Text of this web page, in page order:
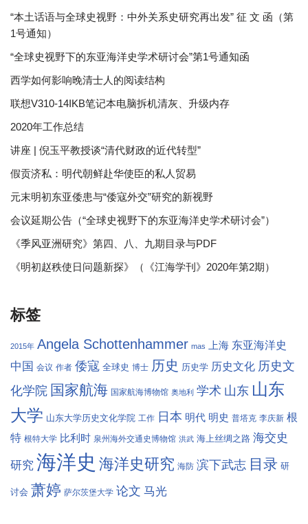
“本土话语与全球史视野：中外关系史研究再出发” 征 文 函（第
1号通知）
“全球史视野下的东亚海洋史学术研讨会”第1号通知函
西学如何影响晚清士人的阅读结构
联想V310-14IKB笔记本电脑拆机清灰、升级内存
2020年工作总结
讲座 | 倪玉平教授谈“清代财政的近代转型”
假贡济私：明代朝鲜赴华使臣的私人贸易
元末明初东亚倭患与“倭寇外交”研究的新视野
会议延期公告（“全球史视野下的东亚海洋史学术研讨会”）
《季风亚洲研究》第四、八、九期目录与PDF
《明初赵秩使日问题新探》（《江海学刊》2020年第2期）
标签
2015年 Angela Schottenhammer mas 上海 东亚海洋史
中国 会议 作者 倭寇 全球史 博士 历史 历史学 历史文化 历史文
化学院 国家航海 国家航海博物馆 奥地利 学术 山东 山东
大学 山东大学历史文化学院 工作 日本 明代 明史 普塔克 李庆新 根
特 根特大学 比利时 泉州海外交通史博物馆 洪武 海上丝绸之路 海交史
研究 海洋史 海洋史研究 海防 滨下武志 目录 研
讨会 萧婷 萨尔茨堡大学 论文 马光